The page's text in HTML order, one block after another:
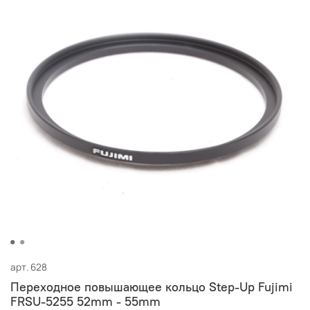
арт. 628
Переходное повышающее кольцо Step-Up Fujimi
FRSU-5255 52mm - 55mm